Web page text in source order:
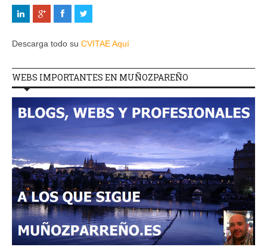
Descarga todo su CVITAE Aquí
WEBS IMPORTANTES EN MUÑOZPAREÑO